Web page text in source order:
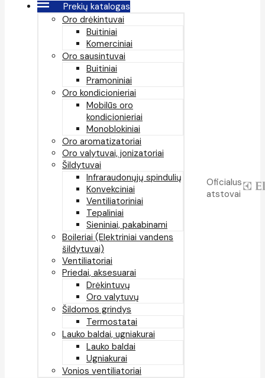
Prekių katalogas
Oro drėkintuvai
Buitiniai
Komerciniai
Oro sausintuvai
Buitiniai
Pramoniniai
Oro kondicionieriai
Mobilūs oro
kondicionieriai
Monoblokiniai
Oro aromatizatoriai
Oro valytuvai, jonizatoriai
Šildytuvai
Infraraudonųjų spindulių
Konvekciniai
Ventiliatoriniai
Tepaliniai
Sieniniai, pakabinami
Boileriai (Elektriniai vandens
šildytuvai)
Ventiliatoriai
Priedai, aksesuarai
Drėkintuvų
Oro valytuvų
Šildomos grindys
Termostatai
Lauko baldai, ugniakurai
Lauko baldai
Ugniakurai
Vonios ventiliatoriai
Oficialus
atstovai